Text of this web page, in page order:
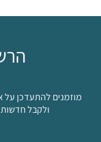
מוזמנים להתעדכן על
ולקבל